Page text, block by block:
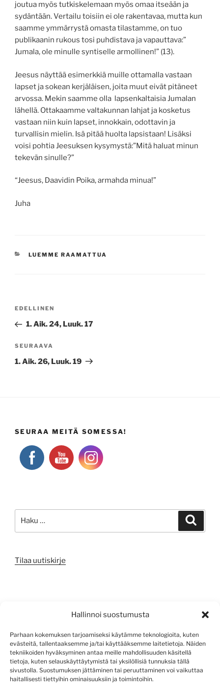
Hallinnoi suostumusta
Parhaan kokemuksen tarjoamiseksi käytämme teknologioita, kuten
evästeitä, tallentaaksemme ja/tai käyttääksemme laitetietoja. Näiden
tekniikoiden hyväksyminen antaa meille mahdollisuuden käsitellä
tietoja, kuten selauskäyttäytymistä tai yksilöllisiä tunnuksia tällä
sivustolla. Suostumuksen jättäminen tai peruuttaminen voi vaikuttaa
haitallisesti tiettyihin ominaisuuksiin ja toimintoihin.
joutua myös tutkiskelemaan myös omaa itseään ja
sydäntään. Vertailu toisiin ei ole rakentavaa, mutta kun
saamme ymmärrystä omasta tilastamme, on tuo
publikaanin rukous tosi puhdistava ja vapauttava:”
Jumala, ole minulle syntiselle armollinen!” (13).
Jeesus näyttää esimerkkiä muille ottamalla vastaan
lapset ja sokean kerjäläisen, joita muut eivät pitäneet
arvossa. Mekin saamme olla lapsenkaltaisia Jumalan
lähellä. Ottakaamme valtakunnan lahjat ja kosketus
vastaan niin kuin lapset, innokkain, odottavin ja
turvallisin mielin. Isä pitää huolta lapsistaan! Lisäksi
voisi pohtia Jeesuksen kysymystä:”Mitä haluat minun
tekevän sinulle?”
“Jeesus, Daavidin Poika, armahda minua!”
Juha
KATEGORIAT
LUEMME RAAMATTUA
Edellinen
artikkeli
EDELLINEN
1. Aik. 24, Luuk. 17
Seuraava
artikkeli
SEURAAVA
1. Aik. 26, Luuk. 19
SEURAA MEITÄ SOMESSA!
Tilaa uutiskirje
Sisältösyöte
Kommenttisyöte